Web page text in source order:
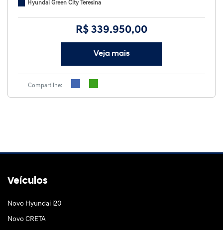
Hyundai Green City Teresina
R$ 339.950,00
Veja mais
Compartilhe:
Veículos
Novo Hyundai i20
Novo CRETA